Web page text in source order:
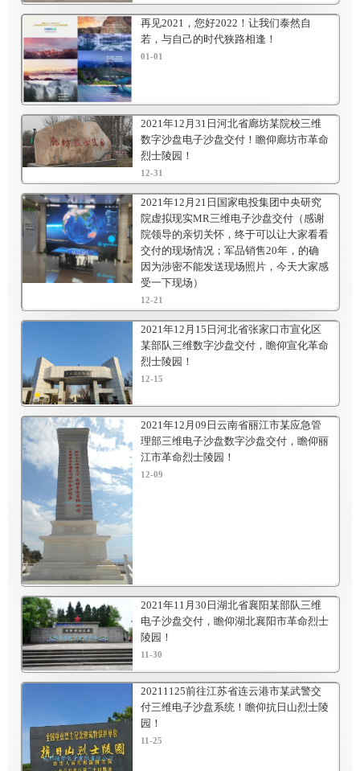
再见2021，您好2022！让我们泰然自
若，与自己的时代狭路相逢！
01-01
2021年12月31日河北省廊坊某院校三维
数字沙盘电子沙盘交付！瞻仰廊坊市革命
烈士陵园！
12-31
2021年12月21日国家电投集团中央研究
院虚拟现实MR三维电子沙盘交付（感谢
院领导的亲切关怀，终于可以让大家看看
交付的现场情况；军品销售20年，的确
因为涉密不能发送现场照片，今天大家感
受一下现场）
12-21
2021年12月15日河北省张家口市宣化区
某部队三维数字沙盘交付，瞻仰宣化革命
烈士陵园！
12-15
2021年12月09日云南省丽江市某应急管
理部三维电子沙盘数字沙盘交付，瞻仰丽
江市革命烈士陵园！
12-09
2021年11月30日湖北省襄阳某部队三维
电子沙盘交付，瞻仰湖北襄阳市革命烈士
陵园！
11-30
20211125前往江苏省连云港市某武警交
付三维电子沙盘系统！瞻仰抗日山烈士陵
园！
11-25